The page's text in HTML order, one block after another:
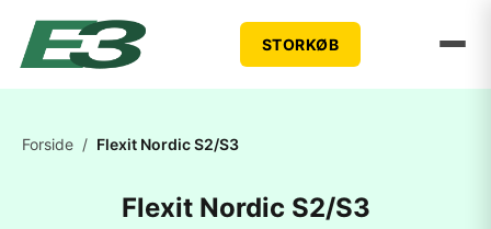
STORKØB
Forside / Flexit Nordic S2/S3
Flexit Nordic S2/S3